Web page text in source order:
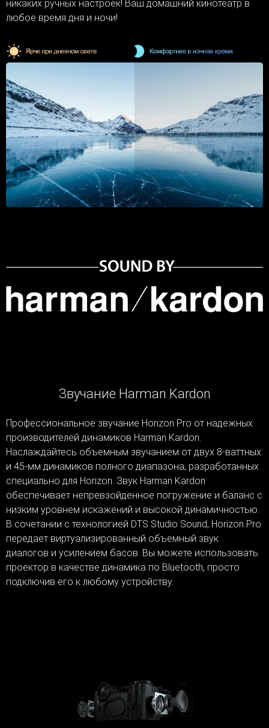
никаких ручных настроек! Ваш домашний кинотеатр в
любое время дня и ночи!
Звучание Harman Kardon
Профессиональное звучание Horizon Pro от надежных
производителей динамиков Harman Kardon.
Наслаждайтесь объемным звучанием от двух 8-ваттных
и 45-мм динамиков полного диапазона, разработанных
специально для Horizon. Звук Harman Kardon
обеспечивает непревзойденное погружение и баланс с
низким уровнем искажений и высокой динамичностью.
В сочетании с технологией DTS Studio Sound, Horizon Pro
передает виртуализированный объемный звук
диалогов и усилением басов. Вы можете использовать
проектор в качестве динамика по Bluetooth, просто
подключив его к любому устройству.